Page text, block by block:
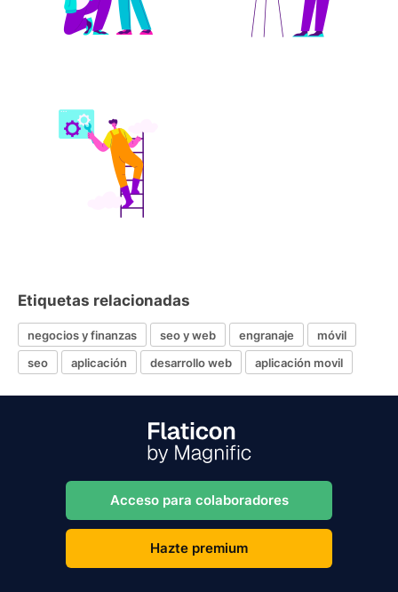
Etiquetas relacionadas
negocios y finanzas seo y web engranaje
móvil
seo
aplicación desarrollo web aplicación movil
Acceso para colaboradores
Hazte premium